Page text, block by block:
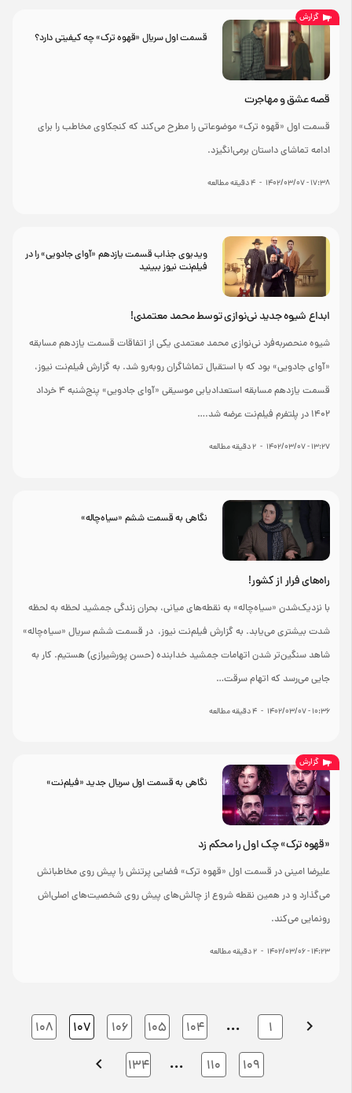
گزارش
قسمت اول سریال «قهوه ترک» چه کیفیتی دارد؟
قصه عشق و مهاجرت
قسمت اول «قهوه ترک» موضوعاتی را مطرح می‌کند که کنجکاوی مخاطب را برای
ادامه تماشای داستان برمی‌انگیزد.
۱۷:۳۸ - ۱۴۰۲/۰۳/۰۷ -
4دقیقه مطالعه
ویدیوی جذاب قسمت یازدهم «آوای جادویی» را در
فیلم‌نت نیوز ببینید
ابداع شیوه جدید نی‌نوازی توسط محمد معتمدی!
شیوه منحصربه‌فرد نی‌نوازی محمد معتمدی یکی از اتفاقات قسمت یازدهم مسابقه
«آوای جادویی» بود که با استقبال تماشاگران روبه‌رو شد. به گزارش فیلم‌نت نیوز،
قسمت یازدهم مسابقه استعدادیابی موسیقی «آوای جادویی» پنج‌شنبه ۴ خرداد
۱۴۰۲ در پلتفرم فیلم‌نت عرضه شد.…
۱۳:۲۷ - ۱۴۰۲/۰۳/۰۷ -
2دقیقه مطالعه
نگاهی به قسمت ششم «سیاه‌چاله»
راه‌های فرار از کشور!
با نزدیک‌شدن «سیاه‌چاله» به نقطه‌های میانی، بحران زندگی جمشید لحظه به لحظه
شدت بیشتری می‌یابد. به گزارش فیلم‌نت نیوز، در قسمت ششم سریال «سیاه‌چاله»
شاهد سنگین‌تر شدن اتهامات جمشید خدابنده (حسن پورشیرازی) هستیم. کار به
جایی می‌رسد که اتهام سرقت…
۱۰:۳۶ - ۱۴۰۲/۰۳/۰۷ -
4دقیقه مطالعه
گزارش
نگاهی به قسمت اول سریال جدید «فیلم‌نت»
«قهوه ترک» چک اول را محکم زد
علیرضا امینی در قسمت اول «قهوه ترک» فضایی پرتنش را پیش روی مخاطبانش
می‌گذارد و در همین نقطه شروع از چالش‌های پیش روی شخصیت‌های اصلی‌اش
رونمایی می‌کند.
۱۴:۲۳ - ۱۴۰۲/۰۳/۰۶ -
2دقیقه مطالعه
1
…
104
105
106
107
108
109
110
…
134